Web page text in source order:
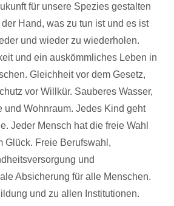
für unsere Spezies gestalten
Hand, was zu tun ist und es ist
und wieder zu wiederholen.
und ein auskömmliches Leben in
Gleichheit vor dem Gesetz,
vor Willkür. Sauberes Wasser,
und Wohnraum. Jedes Kind geht
Jeder Mensch hat die freie Wahl
Glück. Freie Berufswahl,
und
Absicherung für alle Menschen.
und zu allen Institutionen.